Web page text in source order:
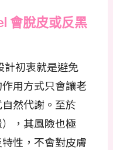
會脫皮或反黑
初衷就是避免
用方式只會讓老
然代謝。至於
），其風險也極
性，不會對皮膚